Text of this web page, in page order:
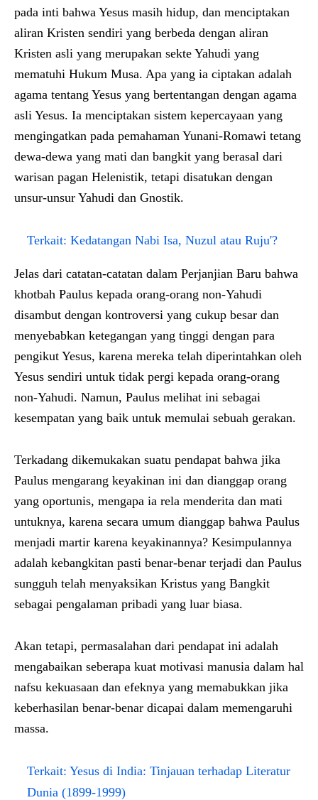
pada inti bahwa Yesus masih hidup, dan menciptakan
aliran Kristen sendiri yang berbeda dengan aliran
Kristen asli yang merupakan sekte Yahudi yang
mematuhi Hukum Musa. Apa yang ia ciptakan adalah
agama tentang Yesus yang bertentangan dengan agama
asli Yesus. Ia menciptakan sistem kepercayaan yang
mengingatkan pada pemahaman Yunani-Romawi tetang
dewa-dewa yang mati dan bangkit yang berasal dari
warisan pagan Helenistik, tetapi disatukan dengan
unsur-unsur Yahudi dan Gnostik.
Terkait: Kedatangan Nabi Isa, Nuzul atau Ruju'?
Jelas dari catatan-catatan dalam Perjanjian Baru bahwa
khotbah Paulus kepada orang-orang non-Yahudi
disambut dengan kontroversi yang cukup besar dan
menyebabkan ketegangan yang tinggi dengan para
pengikut Yesus, karena mereka telah diperintahkan oleh
Yesus sendiri untuk tidak pergi kepada orang-orang
non-Yahudi. Namun, Paulus melihat ini sebagai
kesempatan yang baik untuk memulai sebuah gerakan.
Terkadang dikemukakan suatu pendapat bahwa jika
Paulus mengarang keyakinan ini dan dianggap orang
yang oportunis, mengapa ia rela menderita dan mati
untuknya, karena secara umum dianggap bahwa Paulus
menjadi martir karena keyakinannya? Kesimpulannya
adalah kebangkitan pasti benar-benar terjadi dan Paulus
sungguh telah menyaksikan Kristus yang Bangkit
sebagai pengalaman pribadi yang luar biasa.
Akan tetapi, permasalahan dari pendapat ini adalah
mengabaikan seberapa kuat motivasi manusia dalam hal
nafsu kekuasaan dan efeknya yang memabukkan jika
keberhasilan benar-benar dicapai dalam memengaruhi
massa.
Terkait: Yesus di India: Tinjauan terhadap Literatur
Dunia (1899-1999)